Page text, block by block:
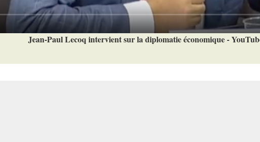
Jean-Paul Lecoq intervient sur la diplomatie économique -